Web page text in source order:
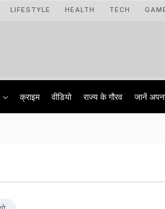
LIFESTYLE HEALTH TECH
क्राइम वीडियो राज्‍य के गौरव जानें